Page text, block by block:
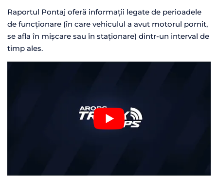
Raportul Pontaj oferă informații legate de perioadele
de funcționare (în care vehiculul a avut motorul pornit,
se afla în mișcare sau în staționare) dintr-un interval de
timp ales.